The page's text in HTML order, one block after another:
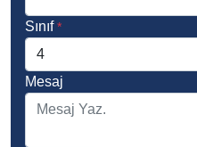
Sınıf*
Mesaj